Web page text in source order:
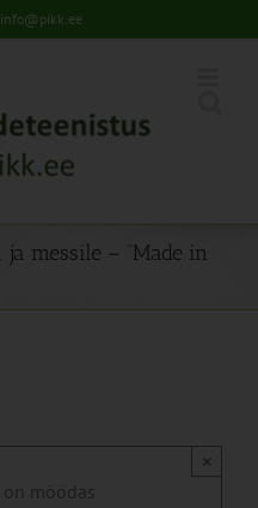
info@pikk.ee
messile – “Made in
möödas
×